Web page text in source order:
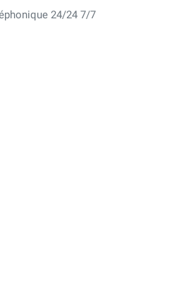
24/24 7/7